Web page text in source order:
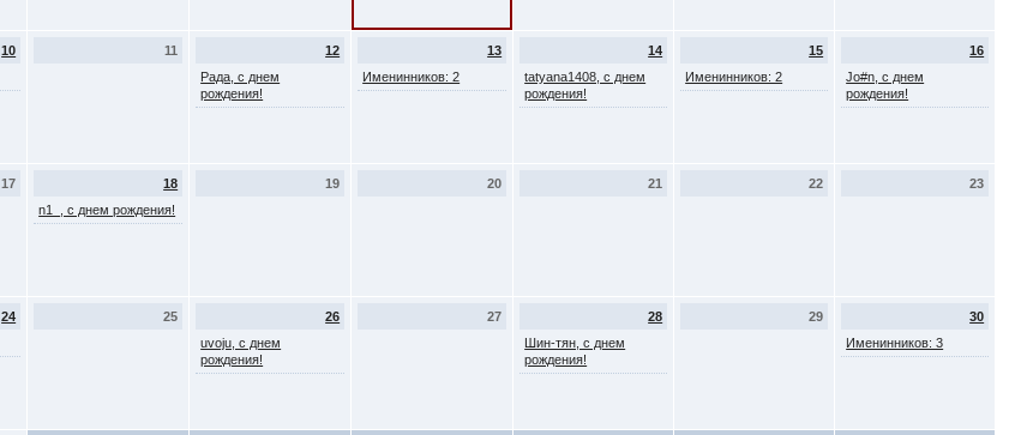
10
11
12
Рада, с днем
рождения!
13
Именинников: 2
14
tatyana1408, с днем
рождения!
15
Именинников: 2
16
Jo#n, с днем
рождения!
17
18
n1_, с днем рождения!
19 20 21 22 23
24
25
26
uvoju, с днем
рождения!
27
28
Шин-тян, с днем
рождения!
29
30
Именинников: 3